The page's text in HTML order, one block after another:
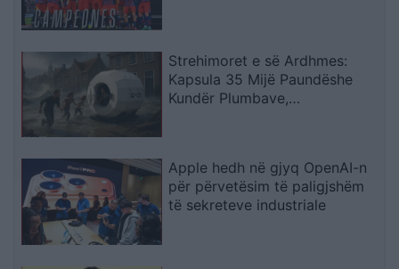
Strehimoret e së Ardhmes:
Kapsula 35 Mijë Paundëshe
Kundër Plumbave,
Apple hedh në gjyq OpenAI-n
për përvetësim të paligjshëm
të sekreteve industriale